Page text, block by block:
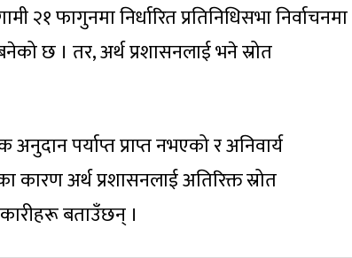
फागुनमा निर्धारित प्रतिनिधिसभा निर्वाचनमा
छ । तर, अर्थ प्रशासनलाई भने स्रोत
पर्याप्त प्राप्त नभएको र अनिवार्य
कारण अर्थ प्रशासनलाई अतिरिक्त स्रोत
बताउँछन् ।